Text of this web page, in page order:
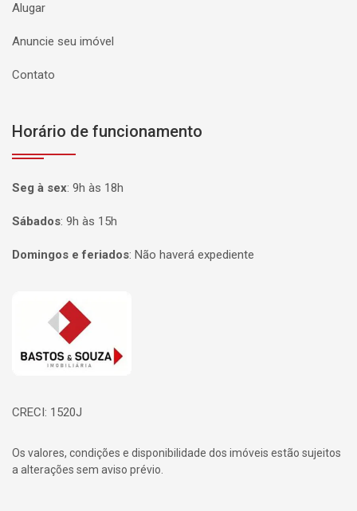
Alugar
Anuncie seu imóvel
Contato
Horário de funcionamento
Seg à sex: 9h às 18h
Sábados: 9h às 15h
Domingos e feriados: Não haverá expediente
Página inicial
CRECI: 1520J
Os valores, condições e disponibilidade dos imóveis estão sujeitos
a alterações sem aviso prévio.